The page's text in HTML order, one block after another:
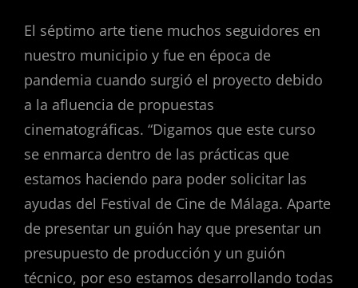
El séptimo arte tiene muchos seguidores en
nuestro municipio y fue en época de
pandemia cuando surgió el proyecto debido
a la afluencia de propuestas
cinematográficas. “Digamos que este curso
se enmarca dentro de las prácticas que
estamos haciendo para poder solicitar las
ayudas del Festival de Cine de Málaga. Aparte
de presentar un guión hay que presentar un
presupuesto de producción y un guión
técnico, por eso estamos desarrollando todas